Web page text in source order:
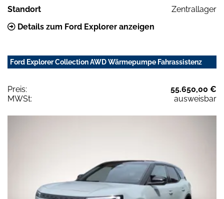
Standort
Zentrallager
Details zum Ford Explorer anzeigen
Ford Explorer Collection AWD Wärmepumpe Fahrassistenz
Preis:
55.650,00 €
MWSt:
ausweisbar